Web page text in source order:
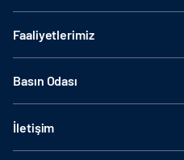
Faaliyetlerimiz
Basın Odası
İletişim